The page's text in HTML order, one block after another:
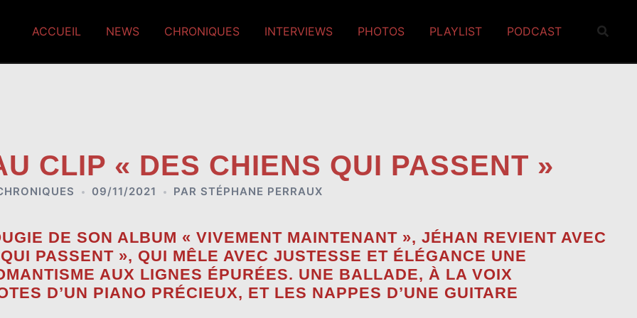
ACCUEIL NEWS CHRONIQUES INTERVIEWS PHOTOS PLAYLIST PODCAST
CLIP « DES CHIENS QUI PASSENT »
09/11/2021 PAR STÉPHANE PERRAUX
DE SON ALBUM « VIVEMENT MAINTENANT », JÉHAN REVIENT AVEC
PASSENT », QUI MÊLE AVEC JUSTESSE ET ÉLÉGANCE UNE
AUX LIGNES ÉPURÉES. UNE BALLADE, À LA VOIX
D’UN PIANO PRÉCIEUX, ET LES NAPPES D’UNE GUITARE